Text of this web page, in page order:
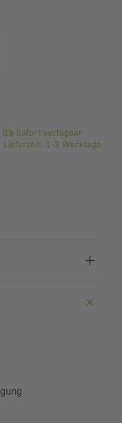
Sofort verfügbar
Lieferzeit: 1-3 Werktage